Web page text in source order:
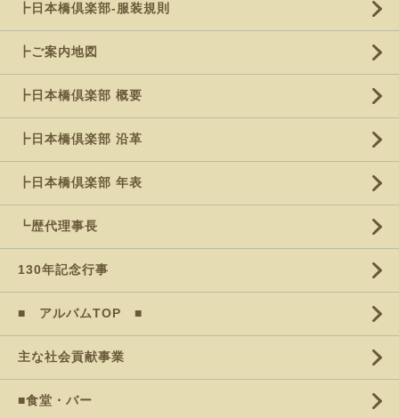
┣日本橋倶楽部-服装規則
┣ご案内地図
┣日本橋倶楽部 概要
┣日本橋倶楽部 沿革
┣日本橋倶楽部 年表
┗歴代理事長
130年記念行事
■ アルバムTOP ■
主な社会貢献事業
■食堂・バー